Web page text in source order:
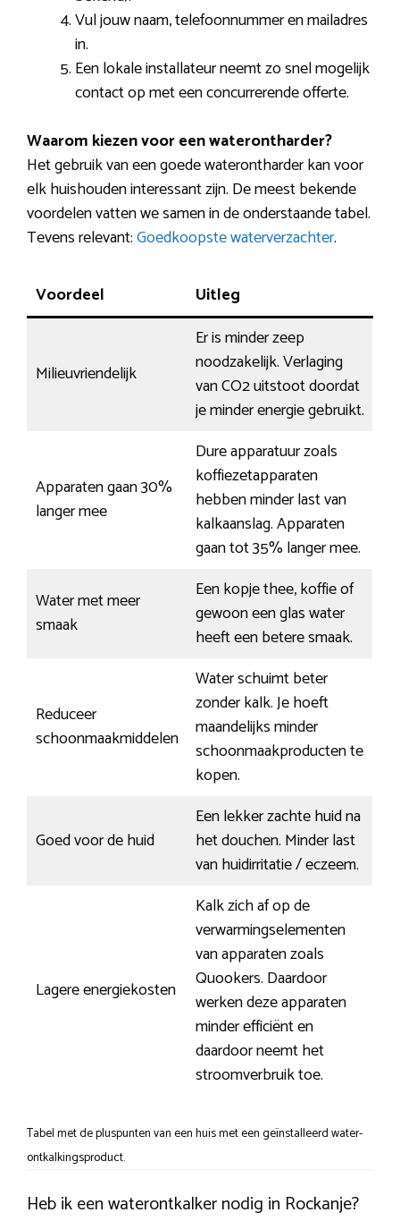
Vul jouw naam, telefoonnummer en mailadres
in.
Een lokale installateur neemt zo snel mogelijk
contact op met een concurrerende offerte.
Waarom kiezen voor een waterontharder?
Het gebruik van een goede waterontharder kan voor
elk huishouden interessant zijn. De meest bekende
voordelen vatten we samen in de onderstaande tabel.
Tevens relevant:Goedkoopste waterverzachter.
Voordeel Uitleg
Milieuvriendelijk
Er is minder zeep
noodzakelijk. Verlaging
van CO2 uitstoot doordat
je minder energie gebruikt.
Apparaten gaan 30%
langer mee
Dure apparatuur zoals
koffiezetapparaten
hebben minder last van
kalkaanslag. Apparaten
gaan tot 35% langer mee.
Water met meer
smaak
Een kopje thee, koffie of
gewoon een glas water
heeft een betere smaak.
Reduceer
schoonmaakmiddelen
Water schuimt beter
zonder kalk. Je hoeft
maandelijks minder
schoonmaakproducten te
kopen.
Goed voor de huid
Een lekker zachte huid na
het douchen. Minder last
van huidirritatie / eczeem.
Lagere energiekosten
Kalk zich af op de
verwarmingselementen
van apparaten zoals
Quookers. Daardoor
werken deze apparaten
minder efficiënt en
daardoor neemt het
stroomverbruik toe.
Tabel met de pluspunten van een huis met een geïnstalleerd water-
ontkalkingsproduct.
Heb ik een waterontkalker nodig in Rockanje?